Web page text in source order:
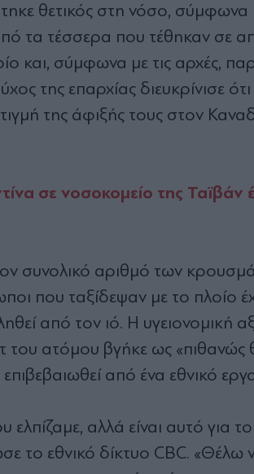
θετικός στη νόσο, σύμφωνα
τα τέσσερα που τέθηκαν σε
και, σύμφωνα με τις αρχές,
της επαρχίας διευκρίνισε
της άφιξής τους στον
σε νοσοκομείο της Ταϊβάν
συνολικό αριθμό των
που ταξίδεψαν με το πλοίο
από τον ιό. Η υγειονομική
του ατόμου βγήκε ως
από ένα εθνικό
αλλά είναι αυτό για
το εθνικό δίκτυο CBC. «Θέλω